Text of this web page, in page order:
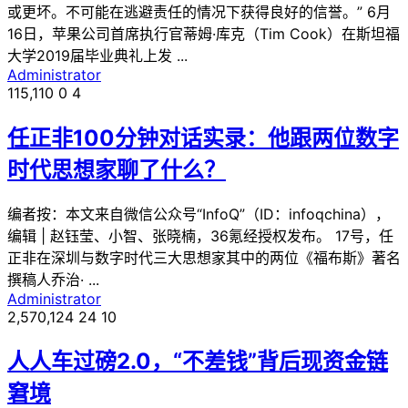
或更坏。不可能在逃避责任的情况下获得良好的信誉。” 6月
16日，苹果公司首席执行官蒂姆·库克（Tim Cook）在斯坦福
大学2019届毕业典礼上发 ...
Administrator
115,110 0 4
任正非100分钟对话实录：他跟两位数字
时代思想家聊了什么？
编者按：本文来自微信公众号“InfoQ”（ID：infoqchina），
编辑 | 赵钰莹、小智、张晓楠，36氪经授权发布。 17号，任
正非在深圳与数字时代三大思想家其中的两位《福布斯》著名
撰稿人乔治· ...
Administrator
2,570,124 24 10
人人车过磅2.0，“不差钱”背后现资金链
窘境